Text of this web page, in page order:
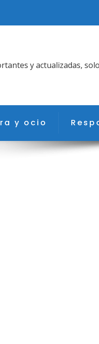
y actualizadas,
y ocio